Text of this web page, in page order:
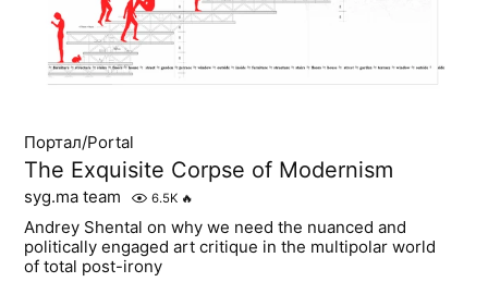
Портал/Portal
The Exquisite Corpse of Modernism
syg.ma team 6.5K 🔥
Andrey Shental on why we need the nuanced and
politically engaged art critique in the multipolar world
of total post-irony